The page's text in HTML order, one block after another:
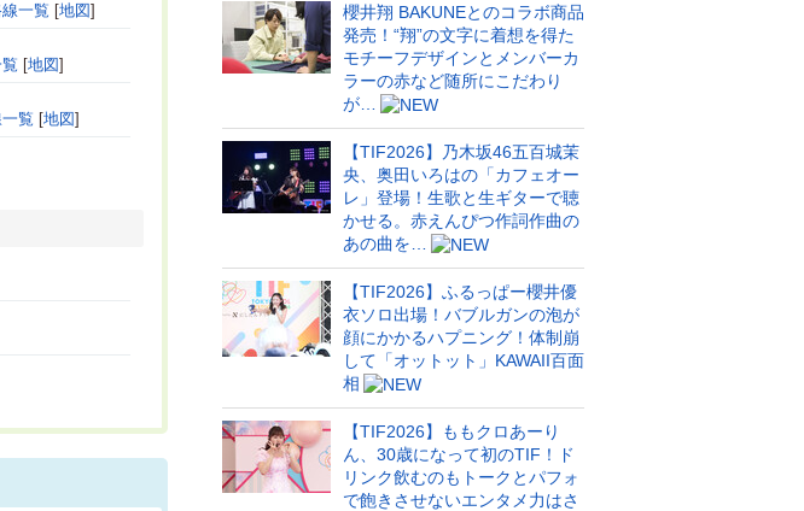
一覧 [地図]
[地図]
覧 [地図]
櫻井翔 BAKUNEとのコラボ商品
発売！“翔”の文字に着想を得た
モチーフデザインとメンバーカ
ラーの赤など随所にこだわり
が…
【TIF2026】乃木坂46五百城茉
央、奥田いろはの「カフェオー
レ」登場！生歌と生ギターで聴
かせる。赤えんぴつ作詞作曲の
あの曲を…
【TIF2026】ふるっぱー櫻井優
衣ソロ出場！バブルガンの泡が
顔にかかるハプニング！体制崩
して「オットット」KAWAII百面
相
【TIF2026】ももクロあーり
ん、30歳になって初のTIF！ド
リンク飲むのもトークとパフォ
で飽きさせないエンタメ力はさ